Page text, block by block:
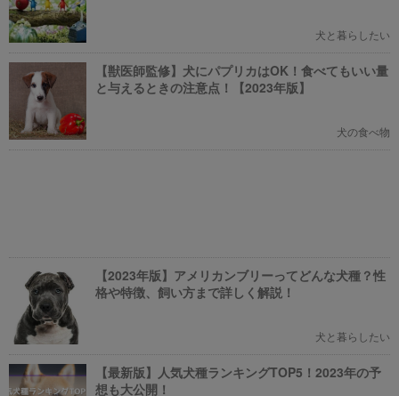
犬と暮らしたい
【獣医師監修】犬にパプリカはOK！食べてもいい量
と与えるときの注意点！【2023年版】
犬の食べ物
【2023年版】アメリカンブリーってどんな犬種？性
格や特徴、飼い方まで詳しく解説！
犬と暮らしたい
【最新版】人気犬種ランキングTOP5！2023年の予
想も大公開！